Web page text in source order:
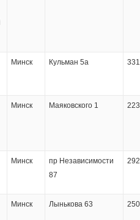
Минск Кульман 5а
Минск Маяковского 1
Минск
пр Независимости
87
Минск Лынькова 63